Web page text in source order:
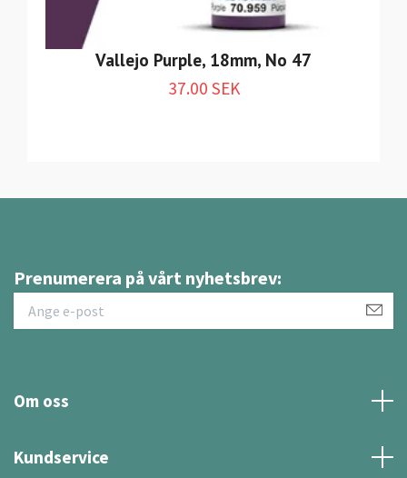
Vallejo Purple, 18mm, No 47
37.00 SEK
Prenumerera på vårt nyhetsbrev:
Om oss
Kundservice